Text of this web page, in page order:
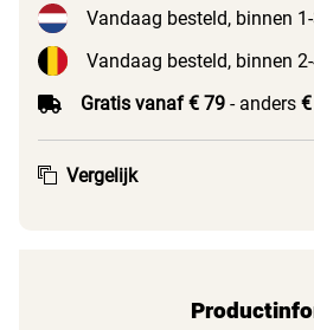
Vandaag besteld, binnen
Vandaag besteld, binnen
Gratis vanaf € 79 - anders
Vergelijk